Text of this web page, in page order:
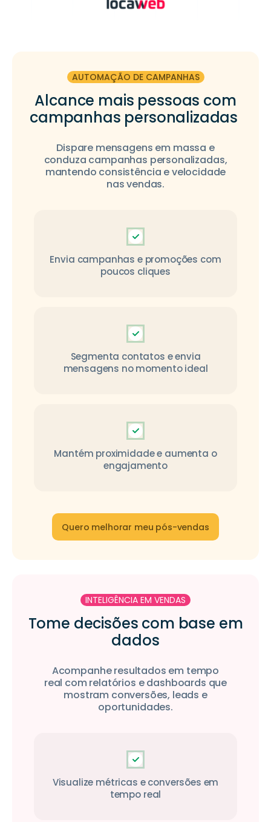
AUTOMAÇÃO DE CAMPANHAS
Alcance mais pessoas com
campanhas personalizadas
Dispare mensagens em massa e
conduza campanhas personalizadas,
mantendo consistência e velocidade
nas vendas.
Envia campanhas e promoções com
poucos cliques
Segmenta contatos e envia
mensagens no momento ideal
Mantém proximidade e aumenta o
engajamento
Quero melhorar meu pós-vendas
INTELIGÊNCIA EM VENDAS
Tome decisões com base em
dados
Acompanhe resultados em tempo
real com relatórios e dashboards que
mostram conversões, leads e
oportunidades.
Visualize métricas e conversões em
tempo real